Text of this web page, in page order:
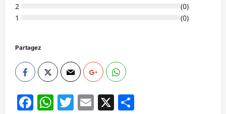
2
(0)
1
(0)
Partagez
Facebook
WhatsApp
Twitter
Email
X